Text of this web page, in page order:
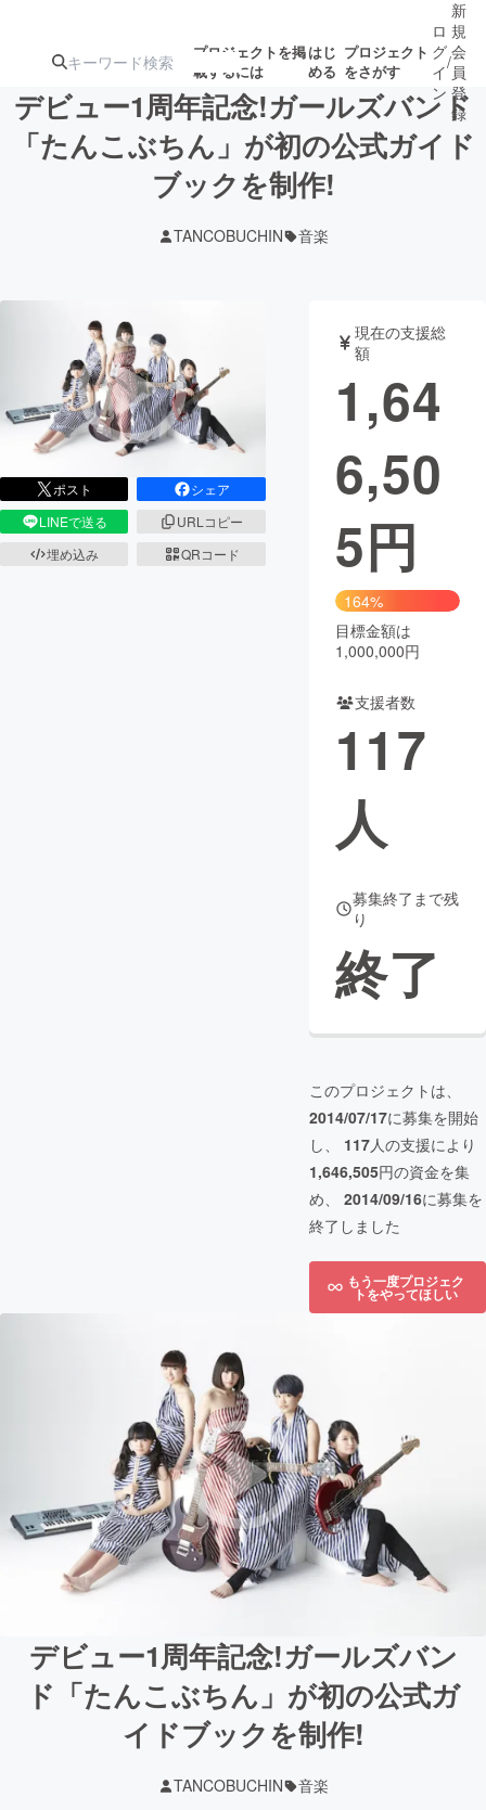
プロジェクトを掲
載するには
はじ
める
プロジェクト
をさがす
注目の新着プロ募集終了が近いプ
テクノロジー・ガジェット
映像・映画 書籍・雑誌
チャレンジ
まちづくり・地域活性化
CAMPFIRE Creation
コミュニティ
ロ
グ
イ
ン
/
新
規
会
員
登
録
デビュー1周年記念!ガールズバンド
「たんこぶちん」が初の公式ガイド
ブックを制作!
TANCOBUCHIN 音楽
ポスト
シェア
LINEで送る
URLコピー
埋め込み
QRコード
現在の支援総
額
1,64
6,50
5円
164%
目標金額は
1,000,000円
支援者数
117
人
募集終了まで残
り
終了
このプロジェクトは、
2014/07/17に募集を開始
し、 117人の支援により
1,646,505円の資金を集
め、 2014/09/16に募集を
終了しました
もう一度プロジェク
トをやってほしい
デビュー1周年記念!ガールズバン
ド「たんこぶちん」が初の公式ガ
イドブックを制作!
TANCOBUCHIN 音楽